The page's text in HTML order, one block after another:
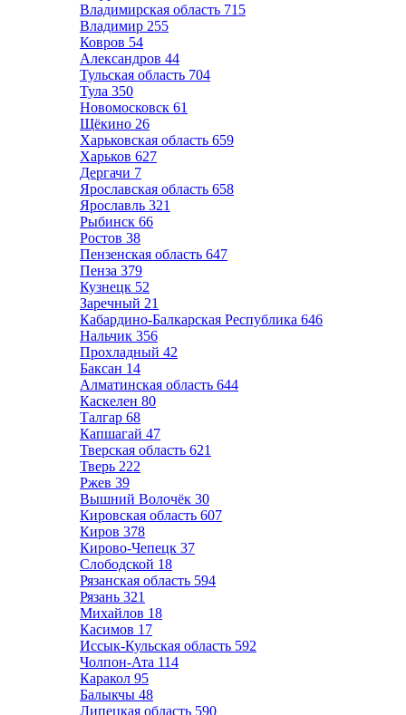
Владимирская область 715
Владимир 255
Ковров 54
Александров 44
Тульская область 704
Тула 350
Новомосковск 61
Щёкино 26
Харьковская область 659
Харьков 627
Дергачи 7
Ярославская область 658
Ярославль 321
Рыбинск 66
Ростов 38
Пензенская область 647
Пенза 379
Кузнецк 52
Заречный 21
Кабардино-Балкарская Республика 646
Нальчик 356
Прохладный 42
Баксан 14
Алматинская область 644
Каскелен 80
Талгар 68
Капшагай 47
Тверская область 621
Тверь 222
Ржев 39
Вышний Волочёк 30
Кировская область 607
Киров 378
Кирово-Чепецк 37
Слободской 18
Рязанская область 594
Рязань 321
Михайлов 18
Касимов 17
Иссык-Кульская область 592
Чолпон-Ата 114
Каракол 95
Балыкчы 48
Липецкая область 590